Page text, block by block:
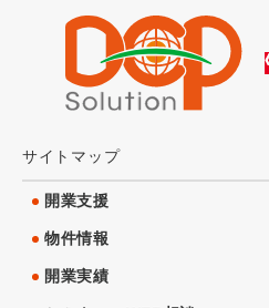
サイトマップ
開業支援
物件情報
開業実績